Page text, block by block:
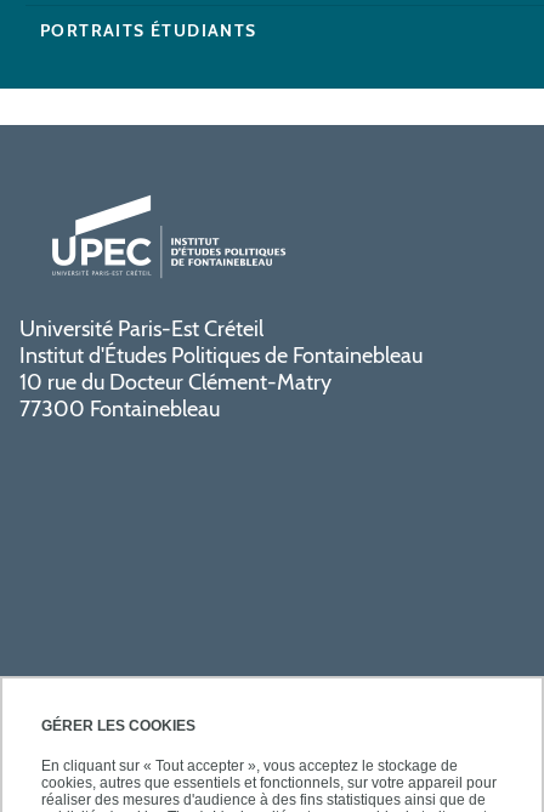
GÉRER LES COOKIES
En cliquant sur « Tout accepter », vous acceptez le stockage de
cookies, autres que essentiels et fonctionnels, sur votre appareil pour
réaliser des mesures d'audience à des fins statistiques ainsi que de
PORTRAITS ÉTUDIANTS
Université Paris-Est Créteil
Institut d'Études Politiques de Fontainebleau
10 rue du Docteur Clément-Matry
77300 Fontainebleau
PRATIQUE
ACCÈS RAPIDES